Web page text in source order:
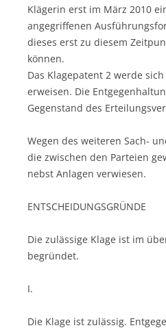
Klägerin erst im März 2010
angegriffenen
dieses erst zu diesem
können.
Das Klagepatent 2 werde
erweisen. Die
Gegenstand des
Wegen des weiteren Sach-
die zwischen den Parteien
nebst Anlagen verwiesen.
ENTSCHEIDUNGSGRÜNDE
Die zulässige Klage ist im
begründet.
I.
Die Klage ist zulässig.